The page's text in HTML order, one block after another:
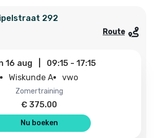
292
Route
16 aug 09:15- 17:15
Wiskunde A
vwo
zomertraining
€ 375.00
Nu boeken